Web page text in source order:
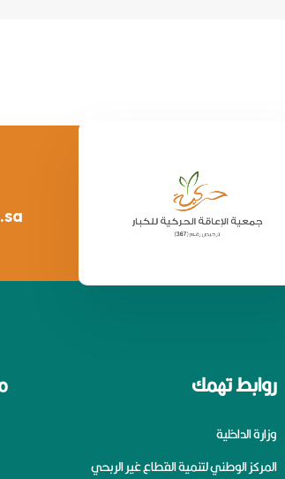
روابط تهمك
وزارة الداخلية
المركز الوطني لتنمية القطاع غير الربحي